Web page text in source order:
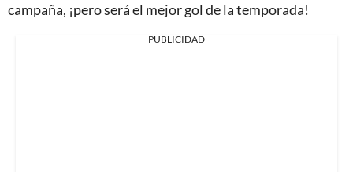
campaña, ¡pero será el mejor gol de la temporada!
PUBLICIDAD